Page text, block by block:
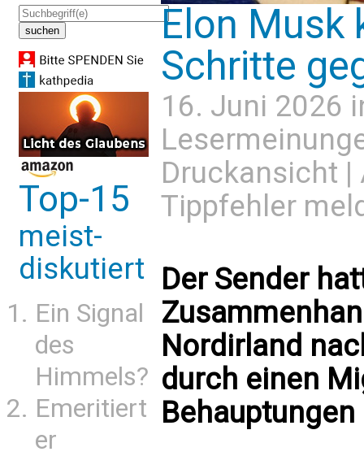
Top-15
meist-
diskutiert
Ein Signal
des
Himmels?
Emeritiert
er
Elon Musk
Schritte
16. Juni 2026
Druckansicht |
Tippfehler
Der Sender
Nordirland
durch einen